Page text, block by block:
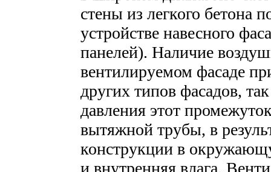
стены из легкого бетона
устройстве навесного
панелей). Наличие
вентилируемом фасаде
других типов фасадов,
давления этот
вытяжной трубы, в
конструкции в